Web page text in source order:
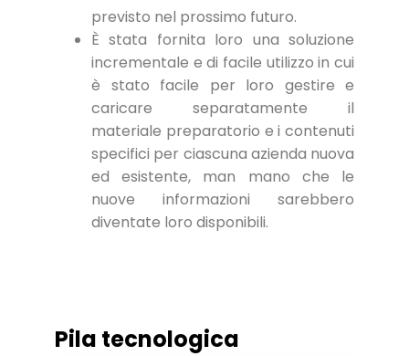
previsto nel prossimo futuro.
È stata fornita loro una soluzione
incrementale e di facile utilizzo in cui
è stato facile per loro gestire e
caricare separatamente il
materiale preparatorio e i contenuti
specifici per ciascuna azienda nuova
ed esistente, man mano che le
nuove informazioni sarebbero
diventate loro disponibili.
Pila tecnologica